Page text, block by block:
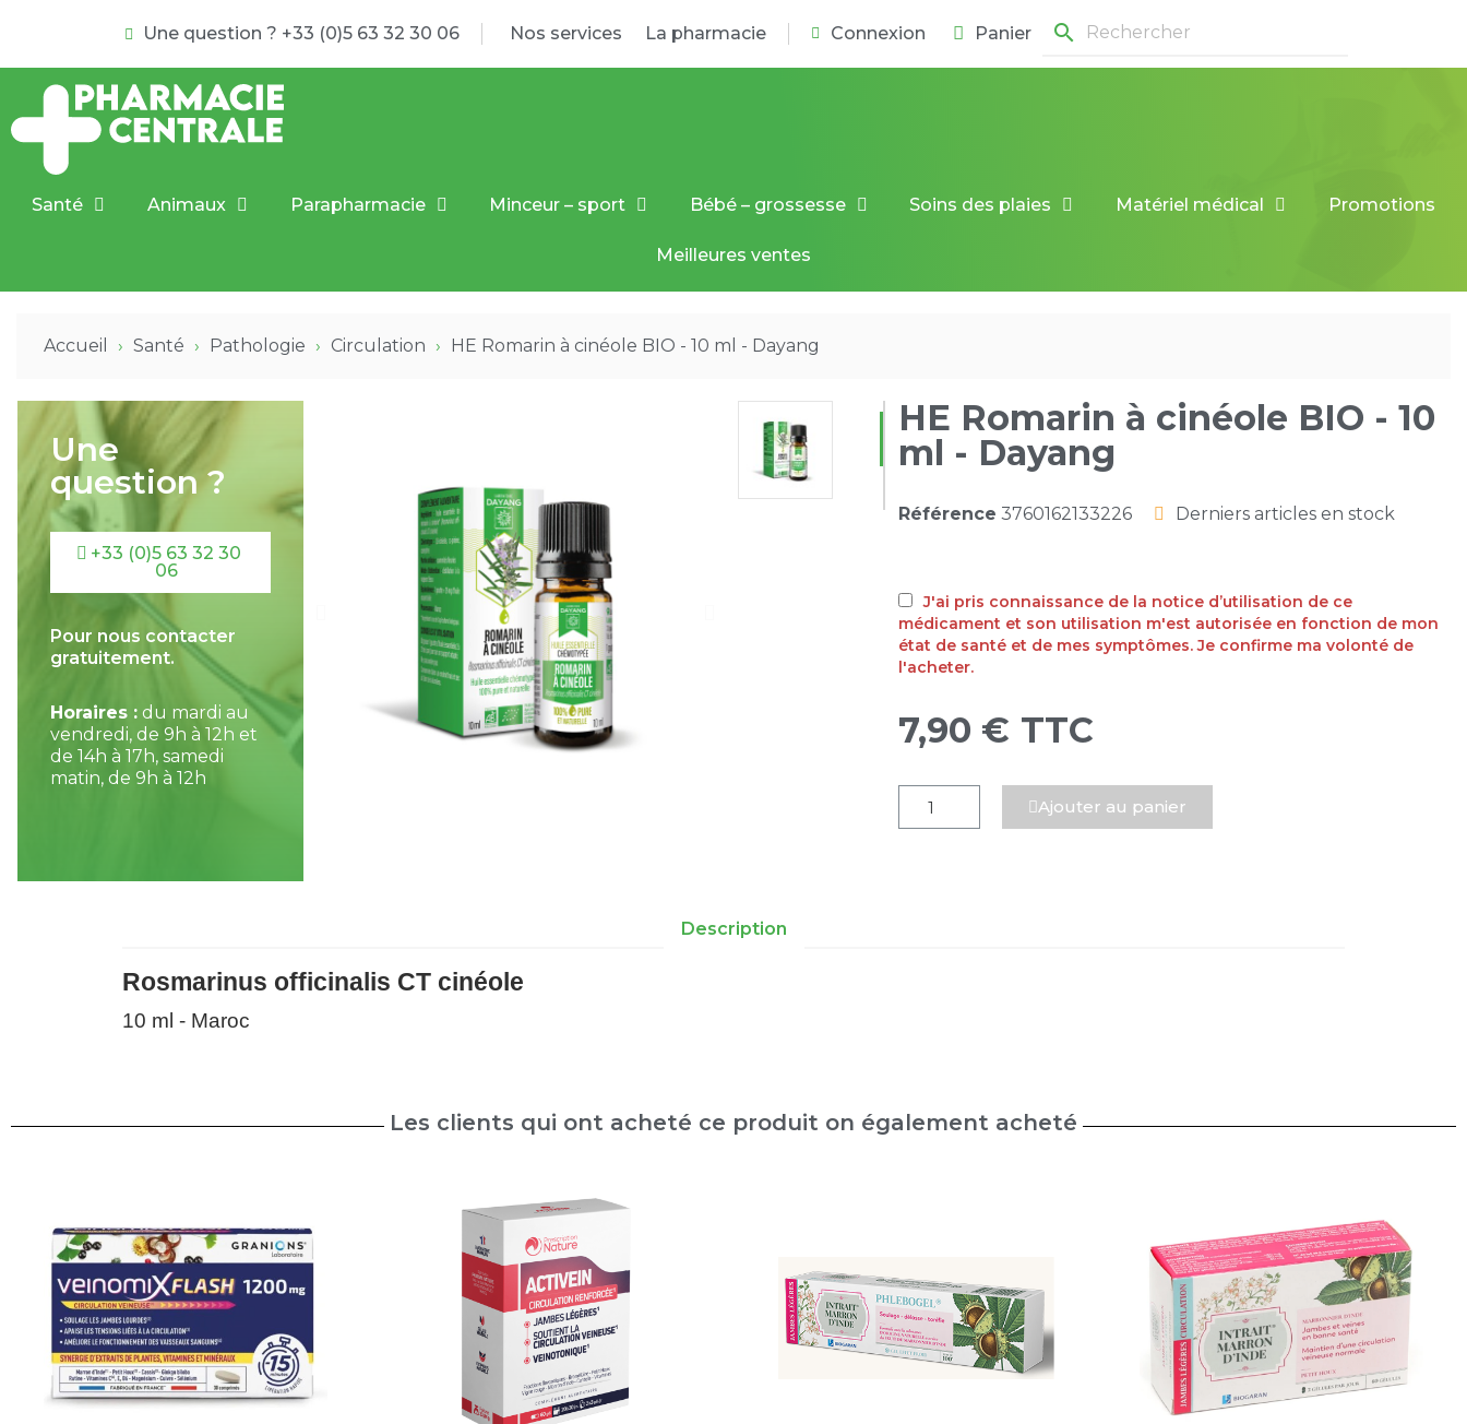
Une question ? +33 (0)5 63 32 30 06 Nos services La pharmacie Connexion Panier search
Santé Animaux Parapharmacie Minceur – sport Bébé – grossesse Soins des plaies Matériel médical Promotions
Meilleures ventes
Accueil Santé Pathologie Circulation HE Romarin à cinéole BIO - 10 ml - Dayang
Une
question ?
+33 (0)5 63 32 30
06
Pour nous contacter
gratuitement.
Horaires : du mardi au
vendredi, de 9h à 12h et
de 14h à 17h, samedi
matin, de 9h à 12h
HE Romarin à cinéole BIO - 10
ml - Dayang
Référence 3760162133226 Derniers articles en stock
J'ai pris connaissance de la notice d’utilisation de ce
médicament et son utilisation m'est autorisée en fonction de mon
état de santé et de mes symptômes. Je confirme ma volonté de
l'acheter.
7,90 € TTC
Ajouter au panier
Description
Rosmarinus officinalis CT cinéole
10 ml - Maroc
Les clients qui ont acheté ce produit on également acheté